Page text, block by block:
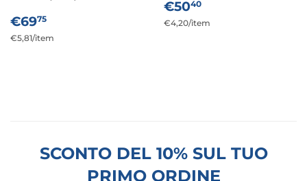
PREZZO
DI
€6975
Prezzo
€5,81/per
item
PREZZO
DI
€5040
Prezzo
€4,20/per
item
SCONTO DEL 10% SUL TUO
PRIMO ORDINE